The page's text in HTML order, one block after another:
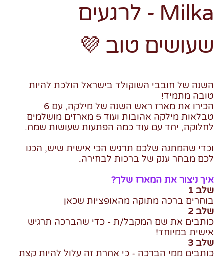
Milka - לרגעים
שעושים טוב 💜
השנה של חובבי השוקולד בישראל הולכת להיות
טובה מתמיד!
הכירו את מארז ראש השנה של מילקה, עם 6
טבלאות מילקה אהובות ועוד 5 מארזים מושלמים
לחלוקה, יחד עם עוד כמה הפתעות שעושות שמח.
וכדי שהמתנה שלכם תרגיש הכי אישית שיש, הכנו
לכם מבחר ענק של ברכות לבחירה.
איך ניצור את המארז שלך?
שלב 1
בוחרים ברכה מתוקה מהאופציות שכאן
שלב 2
כותבים את שם המקבל/ת - כדי שהברכה תרגיש
אישית במיוחד!
שלב 3
כותבים ממי הברכה - כי אחרת זה עלול להיות קצת